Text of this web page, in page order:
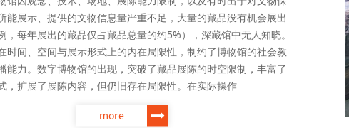
能展示、提供的文物信息量严重不足，大量的藏品没有机会展出
，每年展出的藏品仅占藏品总量的约5%），深藏馆中无人知晓。
时间、空间与展示形式上的内在局限性，制约了博物馆的社会教
能力。数字博物馆的出现，突破了藏品展陈的时空限制，丰富了
，扩展了展陈内容，但仍旧存在局限性。在实际操作
more